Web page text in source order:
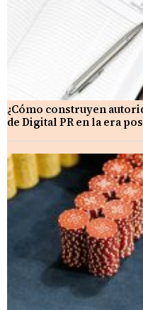
¿Cómo construyen
de Digital PR en la era